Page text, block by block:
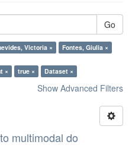
Go
Victoria ×
Fontes, Giulia ×
×
true × Dataset ×
Show Advanced Filters
multimodal do